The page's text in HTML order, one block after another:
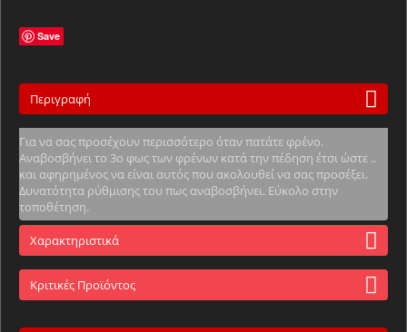
Save
Περιγραφή
Για να σας προσέχουν περισσότερο όταν πατάτε φρένο.
Αναβοσβήνει το 3ο φως των φρένων κατά την πέδηση έτσι ώστε ..
και αφηρημένος να είναι αυτός που ακολουθεί να σας προσέξει.
Δυνατότητα ρύθμισης του πως αναβοσβήνει. Εύκολο στην
τοποθέτηση.
Χαρακτηριστικά
Κριτικές Προϊόντος